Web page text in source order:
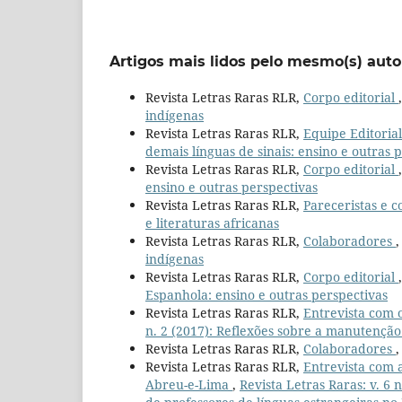
Artigos mais lidos pelo mesmo(s)
Revista Letras Raras RLR, Corpo editorial
indígenas
Revista Letras Raras RLR, Equipe
demais línguas de sinais: ensino e outras
Revista Letras Raras RLR, Corpo editorial
ensino e outras perspectivas
Revista Letras Raras RLR, Pareceristas e
e literaturas africanas
Revista Letras Raras RLR, Colaboradores ,
indígenas
Revista Letras Raras RLR, Corpo editorial
Espanhola: ensino e outras perspectivas
Revista Letras Raras RLR, Entrevista com
n. 2 (2017): Reflexões sobre a
Revista Letras Raras RLR, Colaboradores ,
Revista Letras Raras RLR, Entrevista com
Abreu-e-Lima , Revista Letras Raras: v. 6